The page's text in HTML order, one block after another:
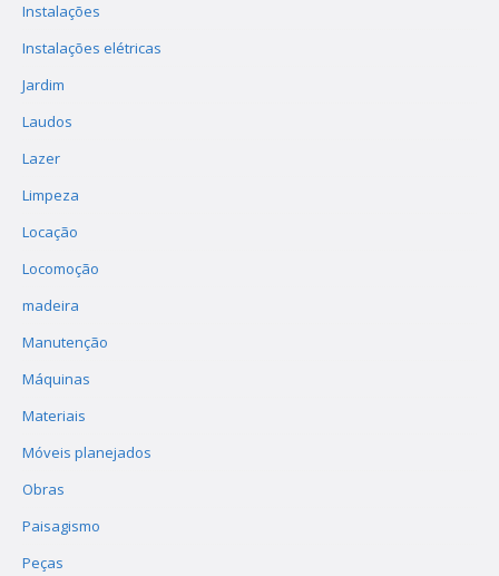
Instalações
Instalações elétricas
Jardim
Laudos
Lazer
Limpeza
Locação
Locomoção
madeira
Manutenção
Máquinas
Materiais
Móveis planejados
Obras
Paisagismo
Peças